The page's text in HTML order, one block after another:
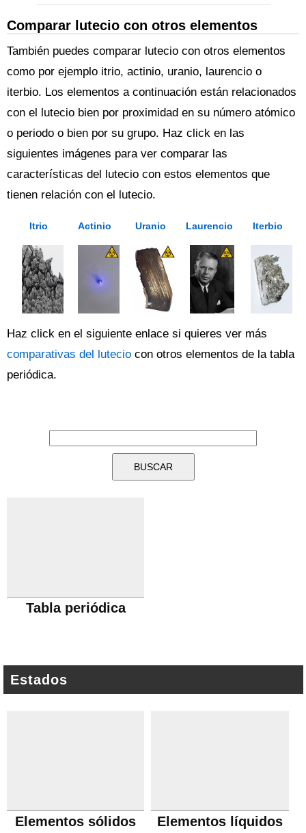
Comparar lutecio con otros elementos
También puedes comparar lutecio con otros elementos
como por ejemplo itrio, actinio, uranio, laurencio o
iterbio. Los elementos a continuación están relacionados
con el lutecio bien por proximidad en su número atómico
o periodo o bien por su grupo. Haz click en las
siguientes imágenes para ver comparar las
características del lutecio con estos elementos que
tienen relación con el lutecio.
Itrio Actinio Uranio Laurencio Iterbio
Haz click en el siguiente enlace si quieres ver más
comparativas del lutecio con otros elementos de la tabla
periódica.
Tabla periódica
Estados
Elementos sólidos Elementos líquidos